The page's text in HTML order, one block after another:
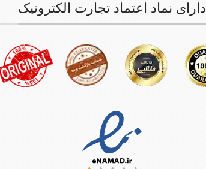
دارای نماد اعتماد تجارت الکترونیک